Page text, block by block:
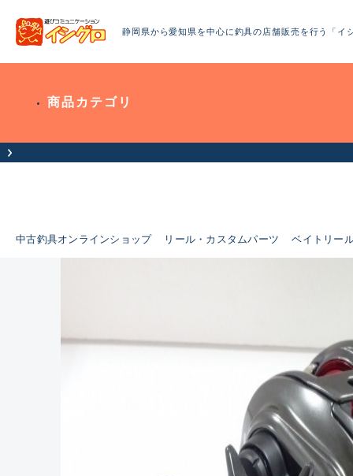
静岡県から愛知県を中心に釣具の店舗販売を行う「イ
商品カテゴリ
中古釣具オンラインショップ リール・カスタムパーツ ベイトリー